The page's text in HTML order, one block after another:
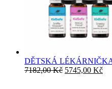
DĚTSKÁ LÉKÁRNIČKA
7182,00Kč Původní
5745,00 Kč